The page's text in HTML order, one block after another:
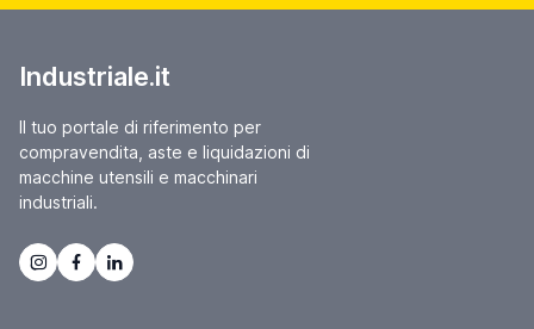
Industriale.it
Il tuo portale di riferimento per
compravendita, aste e liquidazioni di
macchine utensili e macchinari
industriali.